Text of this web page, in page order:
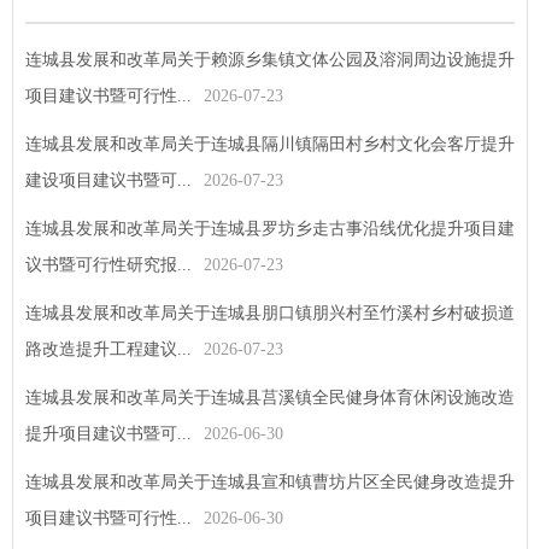
连城县发展和改革局关于赖源乡集镇文体公园及溶洞周边设施提升
项目建议书暨可行性...
2026-07-23
连城县发展和改革局关于连城县隔川镇隔田村乡村文化会客厅提升
建设项目建议书暨可...
2026-07-23
连城县发展和改革局关于连城县罗坊乡走古事沿线优化提升项目建
议书暨可行性研究报...
2026-07-23
连城县发展和改革局关于连城县朋口镇朋兴村至竹溪村乡村破损道
路改造提升工程建议...
2026-07-23
连城县发展和改革局关于连城县莒溪镇全民健身体育休闲设施改造
提升项目建议书暨可...
2026-06-30
连城县发展和改革局关于连城县宣和镇曹坊片区全民健身改造提升
项目建议书暨可行性...
2026-06-30